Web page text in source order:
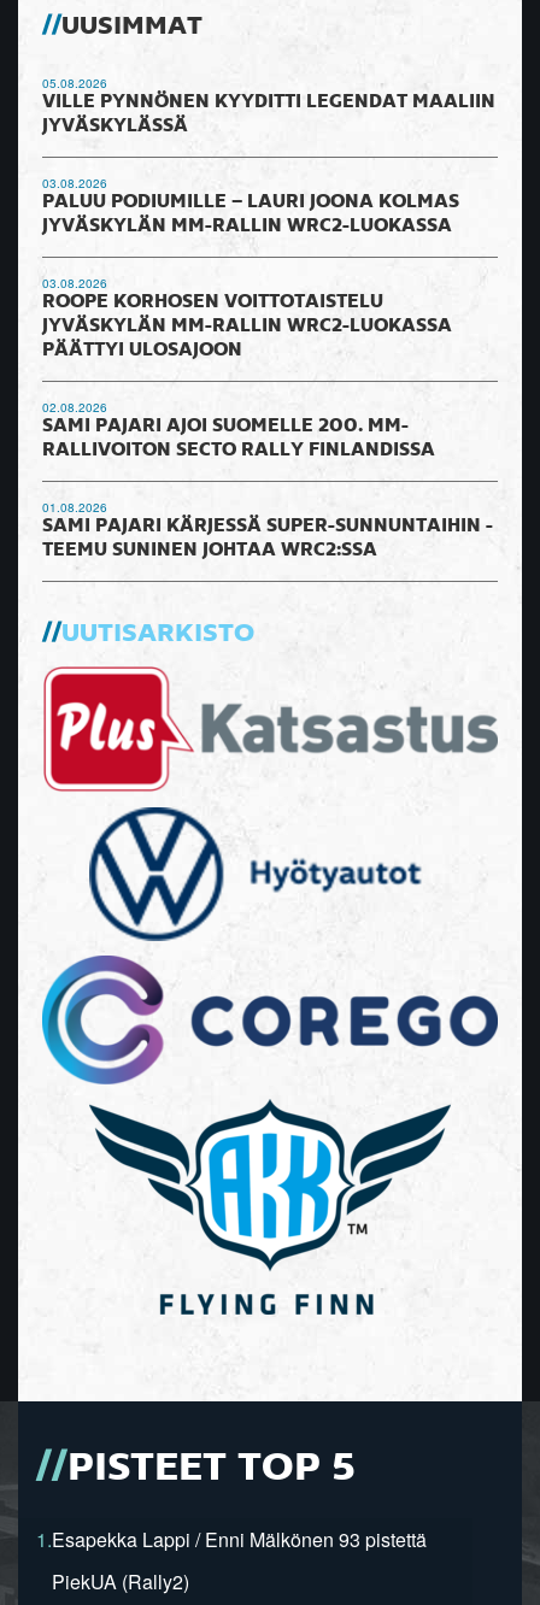
UUSIMMAT
05.08.2026
VILLE PYNNÖNEN KYYDITTI LEGENDAT MAALIIN
JYVÄSKYLÄSSÄ
03.08.2026
PALUU PODIUMILLE – LAURI JOONA KOLMAS
JYVÄSKYLÄN MM-RALLIN WRC2-LUOKASSA
03.08.2026
ROOPE KORHOSEN VOITTOTAISTELU
JYVÄSKYLÄN MM-RALLIN WRC2-LUOKASSA
PÄÄTTYI ULOSAJOON
02.08.2026
SAMI PAJARI AJOI SUOMELLE 200. MM-
RALLIVOITON SECTO RALLY FINLANDISSA
01.08.2026
SAMI PAJARI KÄRJESSÄ SUPER-SUNNUNTAIHIN -
TEEMU SUNINEN JOHTAA WRC2:SSA
UUTISARKISTO
PISTEET TOP 5
1.Esapekka Lappi / Enni Mälkönen 93 pistettä
PiekUA (Rally2)